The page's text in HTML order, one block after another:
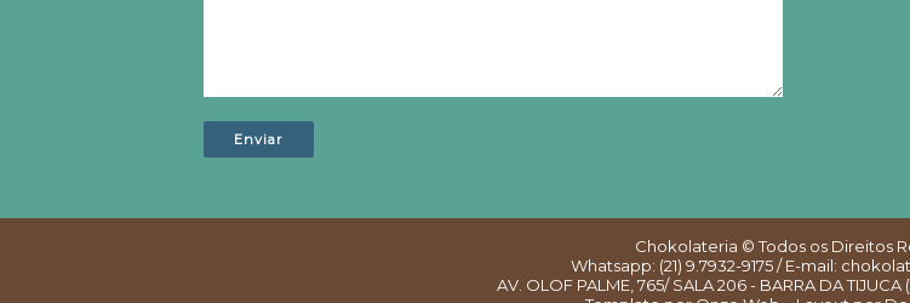
Chokolateria © Todos os Direitos
Whatsapp: (21) 9.7932-9175 / E-mail:
AV. OLOF PALME, 765/ SALA 206 - BARRA DA TIJUCA